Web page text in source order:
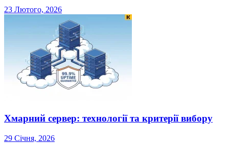
23 Лютого, 2026
Хмарний сервер: технології та критерії вибору
29 Січня, 2026